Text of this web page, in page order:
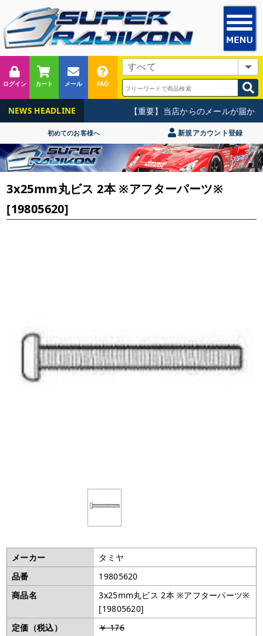
ログイン カート メール FAQ
NEWS HEADLINE 【重要】当店からのメールが届か
初めてのお客様へ 新規アカウント登録
3x25mm丸ビス 2本 ※アフターパーツ※
[19805620]
メーカー
タミヤ
品番
19805620
商品名
3x25mm丸ビス 2本 ※アフターパーツ※
[19805620]
定価（税込）
￥ 176